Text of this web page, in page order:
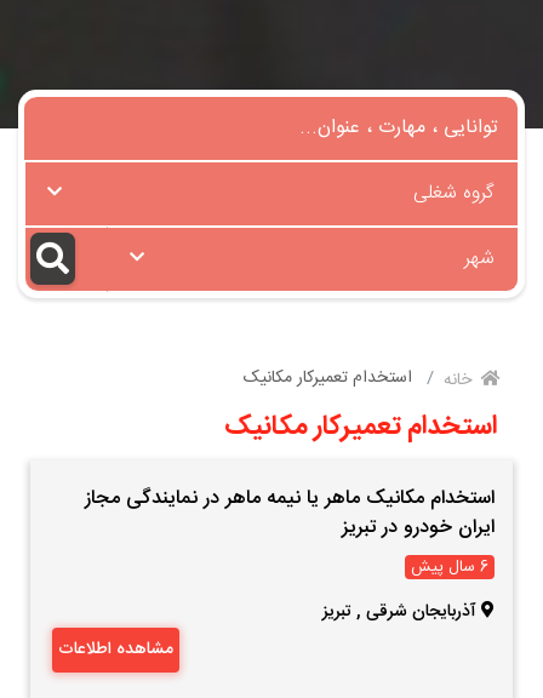
گروه شغلی
شهر
خانه استخدام تعمیرکار مکانیک
استخدام تعمیرکار مکانیک
استخدام مکانیک ماهر یا نیمه ماهر در نمایندگی مجاز
ایران خودرو در تبریز
6 سال پیش
آذربایجان شرقی ,تبریز
مشاهده اطلاعات